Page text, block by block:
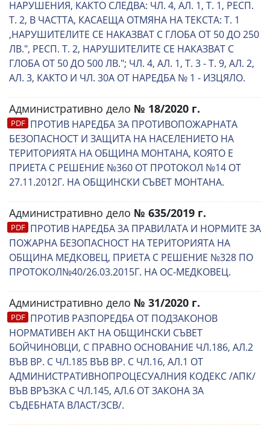
НАРУШЕНИЯ, КАКТО СЛЕДВА: ЧЛ. 4, АЛ. 1, Т. 1, РЕСП.
Т. 2, В ЧАСТТА, КАСАЕЩА ОТМЯНА НА ТЕКСТА: Т. 1
,НАРУШИТЕЛИТЕ СЕ НАКАЗВАТ С ГЛОБА ОТ 50 ДО 250
ЛВ.", РЕСП. Т. 2, НАРУШИТЕЛИТЕ СЕ НАКАЗВАТ С
ГЛОБА ОТ 50 ДО 500 ЛВ."; ЧЛ. 4, АЛ. 1, Т. 3 - Т. 9, АЛ. 2,
АЛ. 3, КАКТО И ЧЛ. 30А ОТ НАРЕДБА № 1 - ИЗЦЯЛО.
Административно дело № 18/2020 г.
ПРОТИВ НАРЕДБА ЗА ПРОТИВОПОЖАРНАТА
БЕЗОПАСНОСТ И ЗАЩИТА НА НАСЕЛЕНИЕТО НА
ТЕРИТОРИЯТА НА ОБЩИНА МОНТАНА, КОЯТО Е
ПРИЕТА С РЕШЕНИЕ №360 ОТ ПРОТОКОЛ №14 ОТ
27.11.2012Г. НА ОБЩИНСКИ СЪВЕТ МОНТАНА.
Административно дело № 635/2019 г.
ПРОТИВ НАРЕДБА ЗА ПРАВИЛАТА И НОРМИТЕ ЗА
ПОЖАРНА БЕЗОПАСНОСТ НА ТЕРИТОРИЯТА НА
ОБЩИНА МЕДКОВЕЦ, ПРИЕТА С РЕШЕНИЕ №328 ПО
ПРОТОКОЛ№40/26.03.2015Г. НА ОС-МЕДКОВЕЦ.
Административно дело № 31/2020 г.
ПРОТИВ РАЗПОРЕДБА ОТ ПОДЗАКОНОВ
НОРМАТИВЕН АКТ НА ОБЩИНСКИ СЪВЕТ
БОЙЧИНОВЦИ, С ПРАВНО ОСНОВАНИЕ ЧЛ.186, АЛ.2
ВЪВ ВР. С ЧЛ.185 ВЪВ ВР. С ЧЛ.16, АЛ.1 ОТ
АДМИНИСТРАТИВНОПРОЦЕСУАЛНИЯ КОДЕКС /АПК/
ВЪВ ВРЪЗКА С ЧЛ.145, АЛ.6 ОТ ЗАКОНА ЗА
СЪДЕБНАТА ВЛАСТ/ЗСВ/.